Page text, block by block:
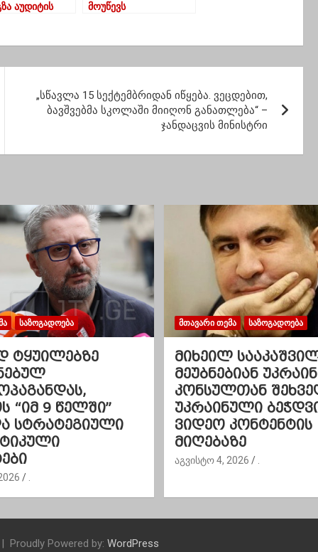
აუდიტის
მოუწევს
დადგენილი წესით”
„სწავლა 15 სექტემბრიდან იწყება. ვეცდებით,
ბავშვებმა სკოლაში მიიღონ განათლება“ –
ჯანდაცვის მინისტრი
ᲡᲐᲖᲝᲒᲐᲓᲝᲔᲑᲐ
ტყუილებზე
“იმ 9 წელში”
სტრატეგიული
ᲛᲗᲐᲕᲐᲠᲘ ᲗᲔᲛᲐ ᲡᲐᲖᲝᲒᲐᲓᲝᲔᲑᲐ
მიხეილ
მეუბნებიან
კონსულთან
უკრაინული
ვიდეო კონტენტის
მიღებაზე
აგვისტო 4, 2026
Proudly Powered by: WordPress